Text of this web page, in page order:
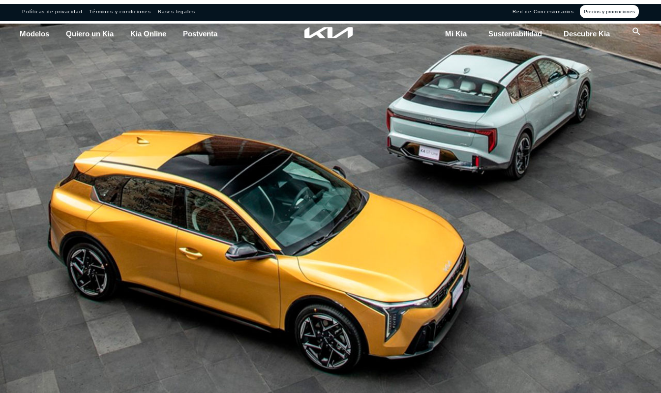
Políticas de privacidad Términos y condiciones Bases legales Red de Concesionarios Precios y promociones
Modelos Quiero un Kia Kia Online Postventa Mi Kia Sustentabilidad Descubre Kia